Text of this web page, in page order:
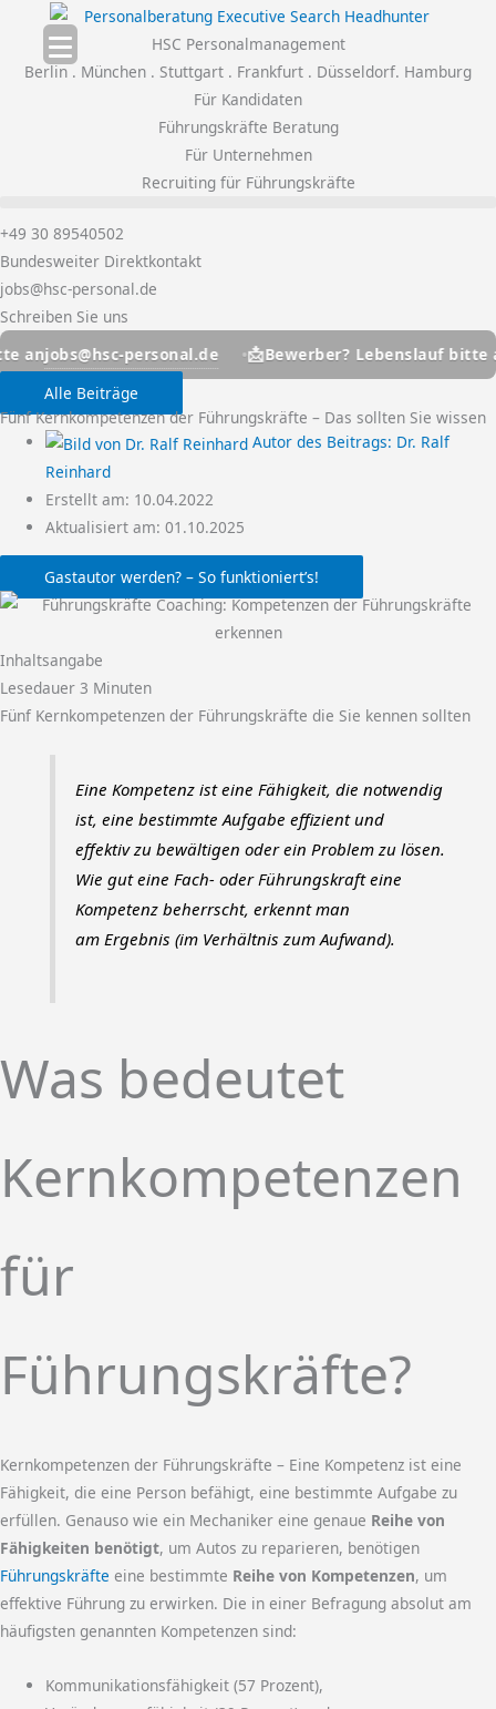
springen
HSC Personalmanagement
Berlin . München . Stuttgart . Frankfurt . Düsseldorf. Hamburg
Für Kandidaten
Führungskräfte Beratung
Für Unternehmen
Recruiting für Führungskräfte
+49 30 89540502
Bundesweiter Direktkontakt
jobs@hsc-personal.de
Schreiben Sie uns
personal.de
📩Bewerber? Lebenslauf bitte an
Alle Beiträge
Fünf Kernkompetenzen der Führungskräfte – Das sollten Sie wissen
Autor des Beitrags: Dr. Ralf
Reinhard
Erstellt am: 10.04.2022
Aktualisiert am: 01.10.2025
Gastautor werden? – So funktioniert’s!
Inhaltsangabe
Lesedauer 3 Minuten
Fünf Kernkompetenzen der Führungskräfte die Sie kennen sollten
Eine Kompetenz ist eine Fähigkeit, die notwendig
ist, eine bestimmte Aufgabe effizient und
effektiv zu bewältigen oder ein Problem zu lösen.
Wie gut eine Fach- oder Führungskraft eine
Kompetenz beherrscht, erkennt man
am Ergebnis (im Verhältnis zum Aufwand).
Was bedeutet
Kernkompetenzen
für
Führungskräfte?
Kernkompetenzen der Führungskräfte – Eine Kompetenz ist eine
Fähigkeit, die eine Person befähigt, eine bestimmte Aufgabe zu
erfüllen. Genauso wie ein Mechaniker eine genaue Reihe von
Fähigkeiten benötigt, um Autos zu reparieren, benötigen
Führungskräfte eine bestimmte Reihe von Kompetenzen, um
effektive Führung zu erwirken. Die in einer Befragung absolut am
häufigsten genannten Kompetenzen sind:
Kommunikationsfähigkeit (57 Prozent),